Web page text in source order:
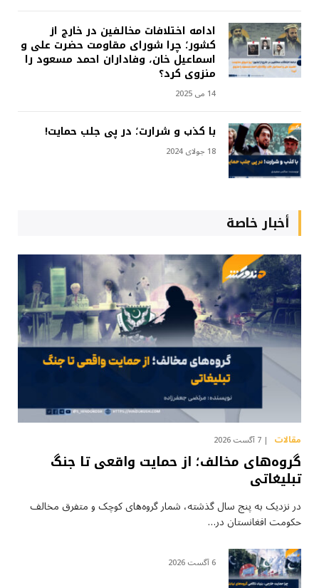
ادامه اختلافات مخالفین در خارج از
کشور؛ چرا شورای مقاومت حضرت علی و
اسماعیل خان، وفاداران احمد مسعود را
منزوی کرد؟
14 می 2025
با کذب و شرارت؛ در پی جلب حمایت!
18 جولای 2024
أخبار خاصة
مقالات 7 آگست 2026
گروه‌های مخالف؛ از حمایت واقعی تا جنگ
تبلیغاتی
در نزدیک به پنج سال گذشته، شمار گروه‌های کوچک و متفرق مخالف
حکومت افغانستان در…
6 آگست 2026